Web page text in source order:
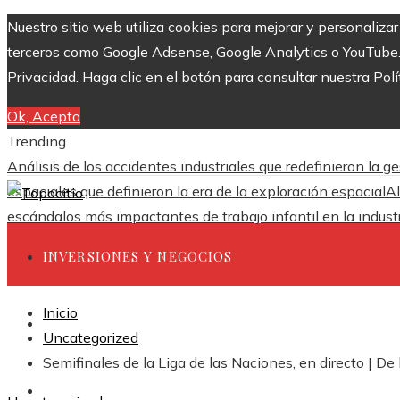
Nuestro sitio web utiliza cookies para mejorar y
terceros como Google Adsense, Google Analytics o
Privacidad. Haga clic en el botón para consultar nuestra
Ok, Acepto
Trending
Análisis de los accidentes industriales que redefinieron la
espaciales que definieron la era de la exploración espacial
escándalos más impactantes de trabajo infantil en la
INVERSIONES Y NEGOCIOS
CIENCIA Y TECNOLOGÍA
Inicio
Uncategorized
Semifinales de la Liga de las Naciones, en directo |